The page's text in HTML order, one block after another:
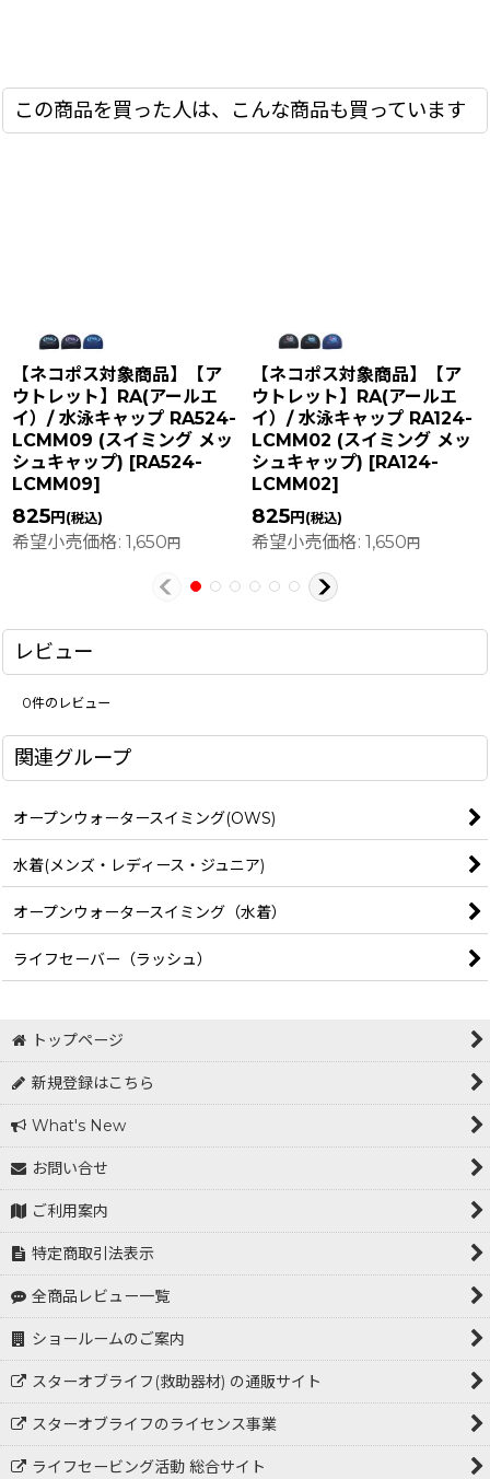
この商品を買った人は、こんな商品も買っています
【ネコポス対象商品】【ア
ウトレット】RA(アールエ
イ）/ 水泳キャップ RA524-
LCMM09 (スイミング メッ
シュキャップ) [RA524-
LCMM09]
825円 (税込)
希望小売価格: 1,650 円
【ネコポス対象商品】【ア
ウトレット】RA(アールエ
イ）/ 水泳キャップ RA124-
LCMM02 (スイミング メッ
シュキャップ) [RA124-
LCMM02]
825円 (税込)
希望小売価格: 1,650 円
レビュー
0件のレビュー
関連グループ
オープンウォータースイミング(OWS)
水着(メンズ・レディース・ジュニア)
オープンウォータースイミング（水着）
ライフセーバー（ラッシュ）
トップページ
新規登録はこちら
What's New
お問い合せ
ご利用案内
特定商取引法表示
全商品レビュー一覧
ショールームのご案内
スターオブライフ(救助器材) の通販サイト
スターオブライフのライセンス事業
ライフセービング活動 総合サイト